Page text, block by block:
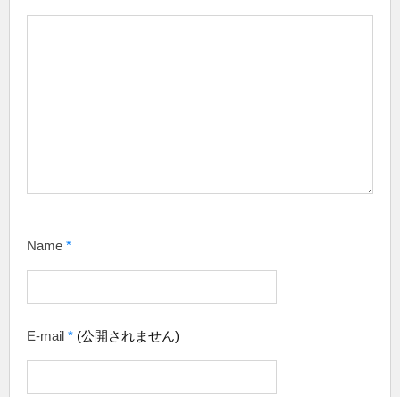
Name *
E-mail * (公開されません)